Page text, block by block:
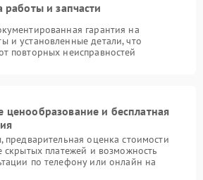
работы и запчасти
гарантия на
и установленные детали, что
повторных неисправностей
ценообразование и бесплатная
предварительная оценка стоимости
скрытых платежей и возможность
по телефону или онлайн на